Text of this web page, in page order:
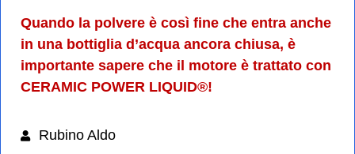
Quando la polvere è così fine che entra anche
in una bottiglia d’acqua ancora chiusa, è
importante sapere che il motore è trattato con
CERAMIC POWER LIQUID®!
Rubino Aldo